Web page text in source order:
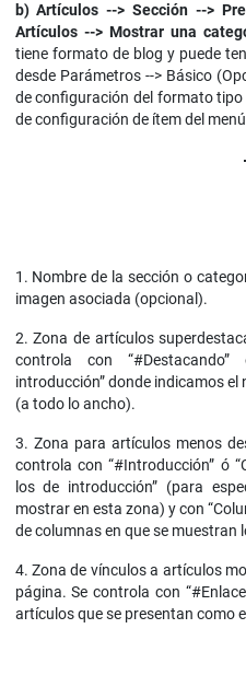
b) Artículos --> Sección -->
Artículos --> Mostrar una
tiene formato de blog y puede
desde Parámetros --> Básico
de configuración del formato
de configuración de ítem del
1. Nombre de la sección o
imagen asociada (opcional).
2. Zona de artículos
controla con
introducción” donde indicamos
(a todo lo ancho).
3. Zona para artículos menos
controla con “#Introducción” ó
los de introducción” (para
mostrar en esta zona) y con
de columnas en que se muestran
4. Zona de vínculos a artículos
página. Se controla con
artículos que se presentan como